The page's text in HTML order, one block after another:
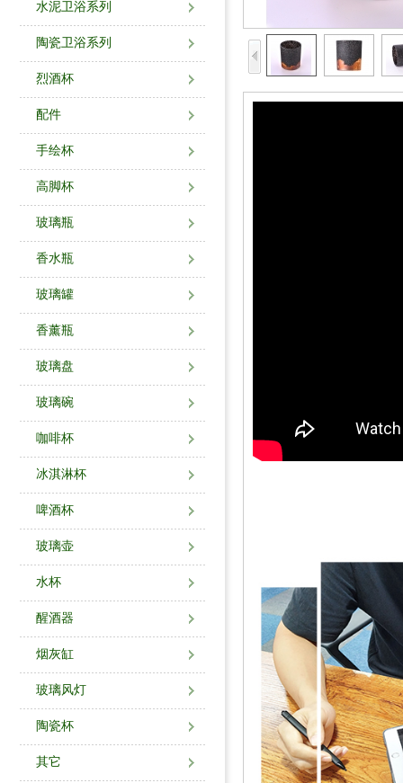
水泥卫浴系列
陶瓷卫浴系列
烈酒杯
配件
手绘杯
高脚杯
玻璃瓶
香水瓶
玻璃罐
香薰瓶
玻璃盘
玻璃碗
咖啡杯
冰淇淋杯
啤酒杯
玻璃壶
水杯
醒酒器
烟灰缸
玻璃风灯
陶瓷杯
其它